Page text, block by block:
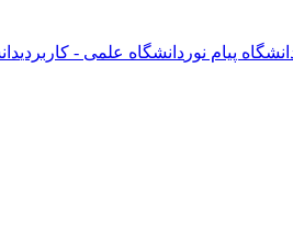
پیام نور دانشگاه علمی - کاربردی